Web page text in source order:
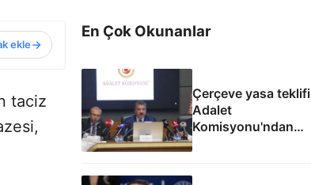
ekle
taciz
En Çok Okunanlar
Çerçeve yasa teklifi
Adalet
Komisyonu'ndan
geçti